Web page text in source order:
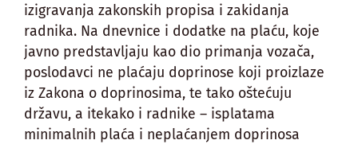
izigravanja zakonskih propisa i zakidanja
radnika. Na dnevnice i dodatke na plaću, koje
javno predstavljaju kao dio primanja vozača,
poslodavci ne plaćaju doprinose koji proizlaze
iz Zakona o doprinosima, te tako oštećuju
državu, a itekako i radnike – isplatama
minimalnih plaća i neplaćanjem doprinosa